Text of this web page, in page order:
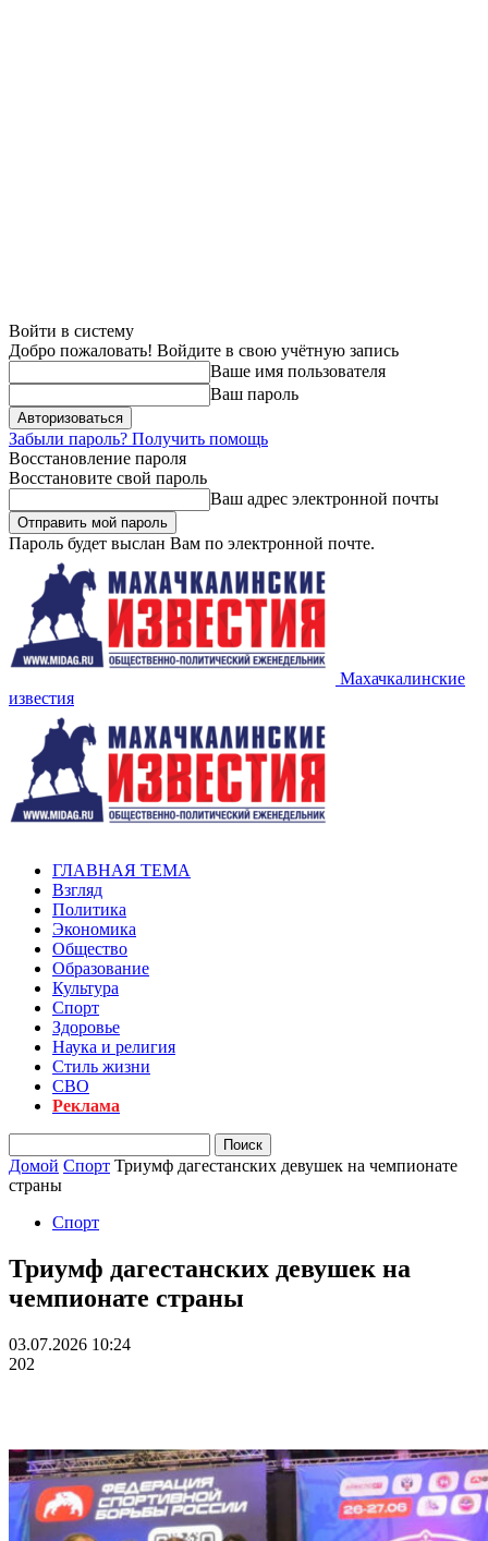
Войти в систему
Добро пожаловать! Войдите в свою учётную запись
Ваше имя пользователя
Ваш пароль
Забыли пароль? Получить помощь
Восстановление пароля
Восстановите свой пароль
Ваш адрес электронной почты
Пароль будет выслан Вам по электронной почте.
Махачкалинские
известия
ГЛАВНАЯ ТЕМА
Взгляд
Политика
Экономика
Общество
Образование
Культура
Спорт
Здоровье
Наука и религия
Стиль жизни
СВО
Реклама
Домой Спорт Триумф дагестанских девушек на чемпионате
страны
Спорт
Триумф дагестанских девушек на
чемпионате страны
03.07.2026 10:24
202